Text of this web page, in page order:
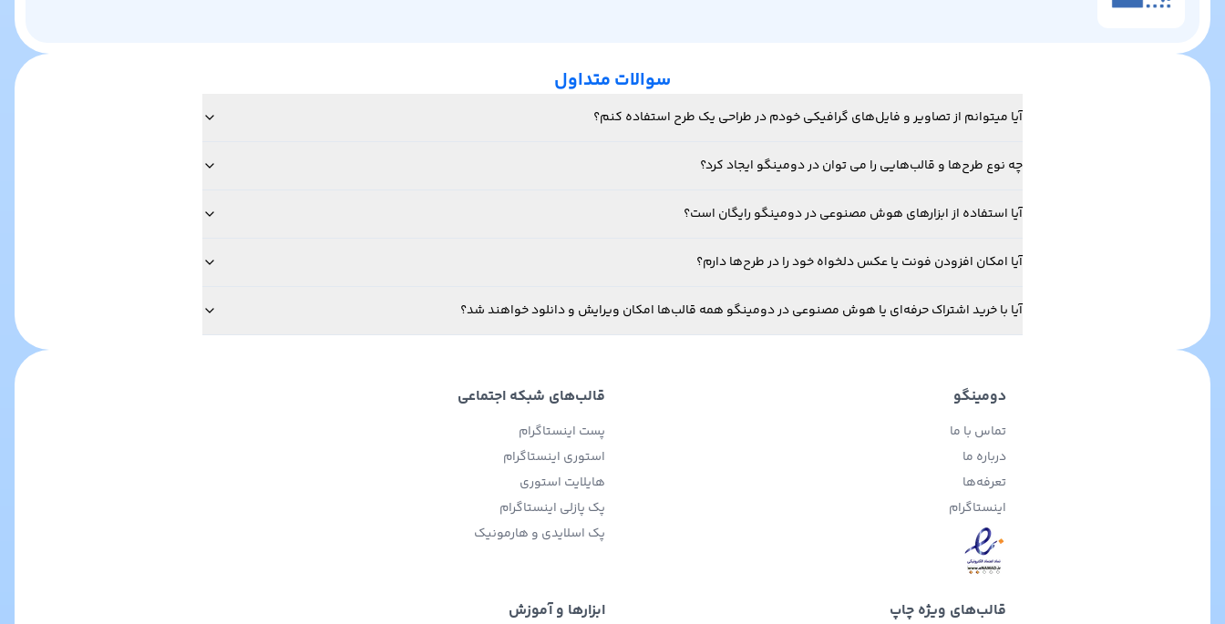
سوالات متداول
آیا میتوانم از تصاویر و فایل‌های گرافیکی خودم در طراحی یک طرح استفاده کنم؟
چه نوع طرح‌ها و قالب‌هایی را می توان در دومینگو ایجاد کرد؟
آیا استفاده از ابزارهای هوش مصنوعی در دومینگو رایگان است؟
آیا امکان افزودن فونت یا عکس دلخواه خود را در طرح‌ها دارم؟
آیا با خرید اشتراک حرفه‌ای یا هوش مصنوعی در دومینگو همه قالب‌ها امکان ویرایش و دانلود خواهند شد؟
دومینگو
تماس با ما
درباره ما
تعرفه‌ها
اینستاگرام
قالب‌های شبکه اجتماعی
پست اینستاگرام
استوری اینستاگرام
هایلایت استوری
پک پازلی اینستاگرام
پک اسلایدی و هارمونیک
قالب‌های ویژه چاپ ابزارها و آموزش